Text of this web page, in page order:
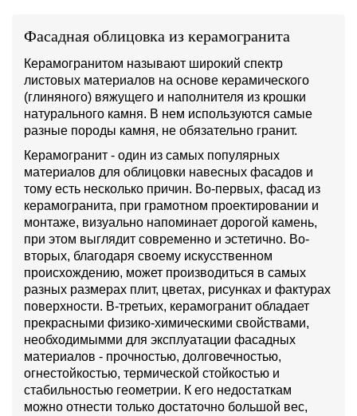
Фасадная облицовка из керамогранита
Керамогранитом называют широкий спектр
листовых материалов на основе керамического
(глиняного) вяжущего и наполнителя из крошки
натурального камня. В нем используются самые
разные породы камня, не обязательно гранит.
Керамогранит - один из самых популярных
материалов для облицовки навесных фасадов и
тому есть несколько причин. Во-первых, фасад из
керамогранита, при грамотном проектировании и
монтаже, визуально напоминает дорогой камень,
при этом выглядит современно и эстетично. Во-
вторых, благодаря своему искусственном
происхождению, может производиться в самых
разных размерах плит, цветах, рисунках и фактурах
поверхности. В-третьих, керамогранит обладает
прекрасными физико-химическими свойствами,
необходимымми для эксплуатации фасадных
материалов - прочностью, долговечностью,
огнестойкостью, термической стойкостью и
стабильностью геометрии. К его недостаткам
можно отнести только достаточно большой вес,